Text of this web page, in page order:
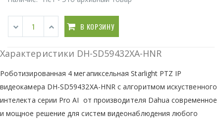
В КОРЗИНУ
Характеристики DH-SD59432XA-HNR
Роботизированная 4 мегапиксельная Starlight PTZ IP
видеокамера DH-SD59432XA-HNR с алгоритмом искуственного
интелекта серии Pro AI от производителя Dahua современное
и мощное решение для систем видеонаблюдения любого